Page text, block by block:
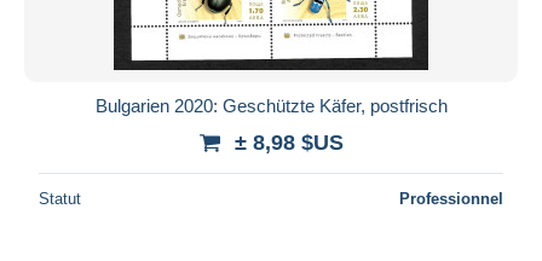
Bulgarien 2020: Geschützte Käfer, postfrisch
± 8,98 $US
Statut Professionnel